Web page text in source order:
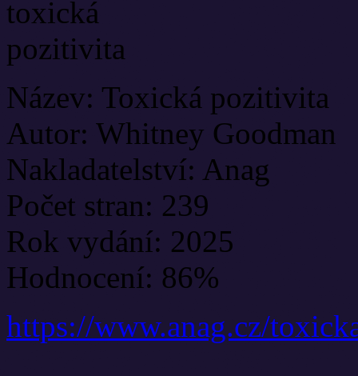
Název: Toxická pozitivita
Autor: Whitney Goodman
Nakladatelství: Anag
Počet stran: 239
Rok vydání: 2025
Hodnocení: 86%
https://www.anag.cz/